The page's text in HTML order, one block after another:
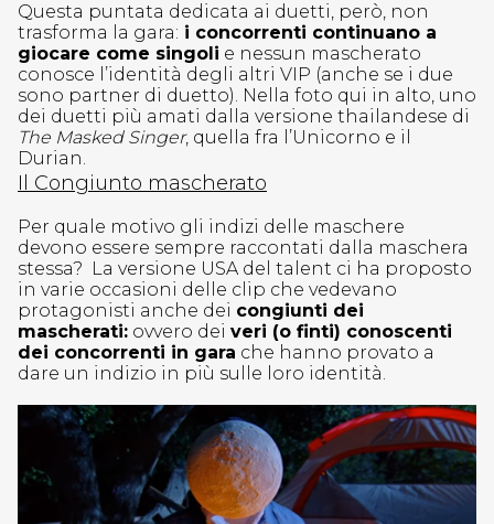
Questa puntata dedicata ai duetti, però, non
trasforma la gara: i concorrenti continuano a
giocare come singoli e nessun mascherato
conosce l’identità degli altri VIP (anche se i due
sono partner di duetto). Nella foto qui in alto, uno
dei duetti più amati dalla versione thailandese di
The Masked Singer, quella fra l’Unicorno e il
Durian.
Il Congiunto mascherato
Per quale motivo gli indizi delle maschere
devono essere sempre raccontati dalla maschera
stessa? La versione USA del talent ci ha proposto
in varie occasioni delle clip che vedevano
protagonisti anche dei congiunti dei
mascherati: ovvero dei veri (o finti) conoscenti
dei concorrenti in gara che hanno provato a
dare un indizio in più sulle loro identità.